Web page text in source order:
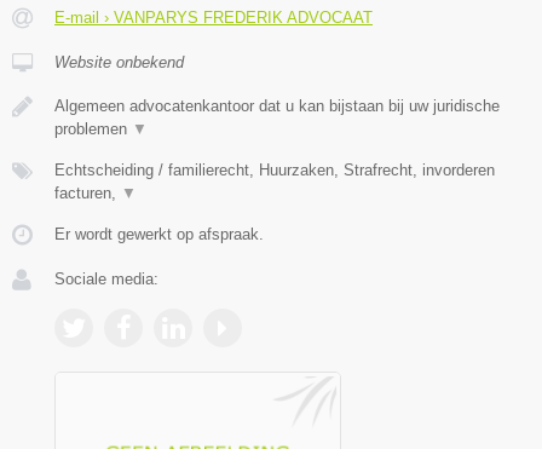
E-mail › VANPARYS FREDERIK ADVOCAAT
Website onbekend
Algemeen advocatenkantoor dat u kan bijstaan bij uw juridische
problemen ▼
Echtscheiding / familierecht, Huurzaken, Strafrecht, invorderen
facturen,
▼
Er wordt gewerkt op afspraak.
Sociale media: